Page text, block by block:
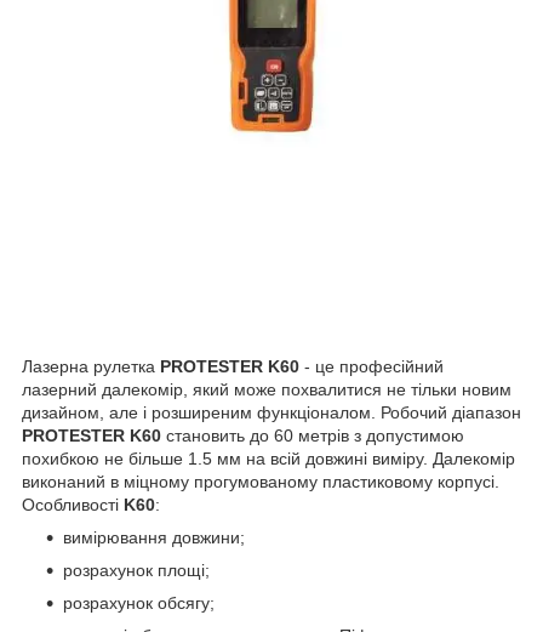
Лазерна рулетка PROTESTER K60 - це професійний
лазерний далекомір, який може похвалитися не тільки новим
дизайном, але і розширеним функціоналом. Робочий діапазон
PROTESTER K60 становить до 60 метрів з допустимою
похибкою не більше 1.5 мм на всій довжині виміру. Далекомір
виконаний в міцному прогумованому пластиковому корпусі.
Особливості K60:
вимірювання довжини;
розрахунок площі;
розрахунок обсягу;